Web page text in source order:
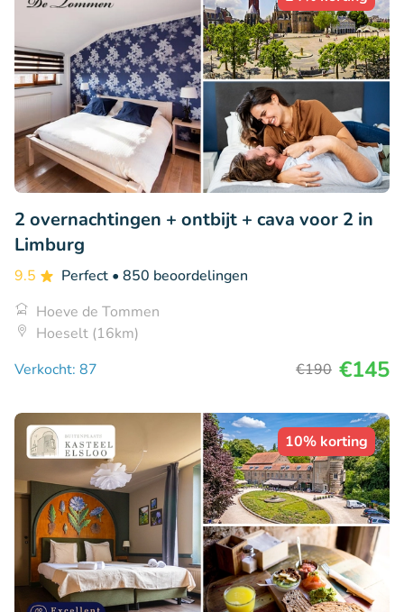
2 overnachtingen + ontbijt + cava voor 2 in
Limburg
9.5 Perfect • 850 beoordelingen
Hoeve de Tommen
Hoeselt (16km)
Verkocht: 87
€190 €145
10% korting